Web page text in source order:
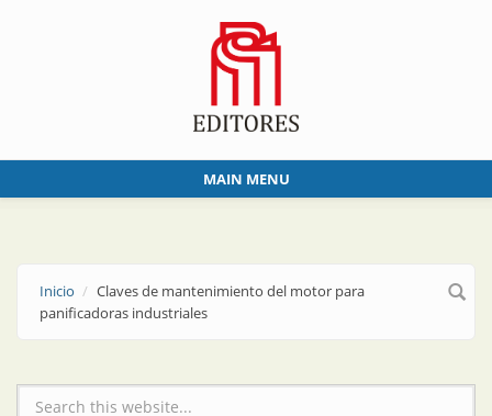
MAIN MENU
Inicio
Claves de mantenimiento del motor para
panificadoras industriales